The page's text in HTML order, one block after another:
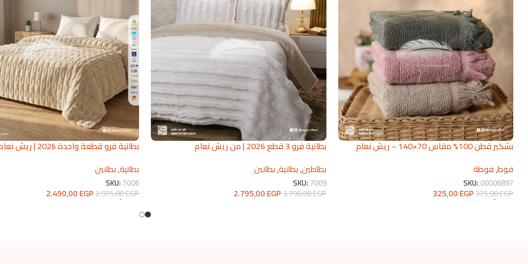
بشكير قطن 100% مقاس 70×140 – ريش نعام
فوط,فوطة
SKU: 00006897
375,00EGP
325,00EGP
تحديد أحد الخيارات
بطانية فرو 3 قطع 2026 | من ريش نعام
بطاطين,بطانية,بطانين
SKU: 7009
3.790,00EGP
2.795,00EGP
بطانية فرو قطعة واحدة 2026 | ريش
بطانية,بطانين
SKU: 7006
2.975,00EGP
2.490,00EGP
تحديد أحد الخيارات